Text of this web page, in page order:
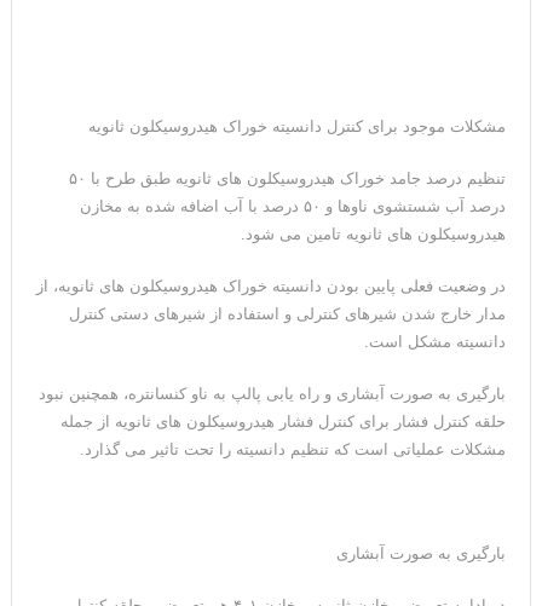
مشکلات موجود برای کنترل دانسیته خوراک هیدروسیکلون ثانویه
تنظیم درصد جامد خوراک هیدروسیکلون های ثانویه طبق طرح با ۵۰
درصد آب شستشوی ناوها و ۵۰ درصد با آب اضافه شده به مخازن
هیدروسیکلون های ثانویه تامین می شود.
در وضعیت فعلی پایین بودن دانسیته خوراک هیدروسیکلون های ثانویه، از
مدار خارج شدن شیرهای کنترلی و استفاده از شیرهای دستی کنترل
دانسیته مشکل است.
بارگیری به صورت آبشاری و راه یابی پالپ به ناو کنسانتره، همچنین نبود
حلقه کنترل فشار برای کنترل فشار هیدروسیکلون های ثانویه از جمله
مشکلات عملیاتی است که تنظیم دانسیته را تحت تاثیر می گذارد.
بارگیری به صورت آبشاری